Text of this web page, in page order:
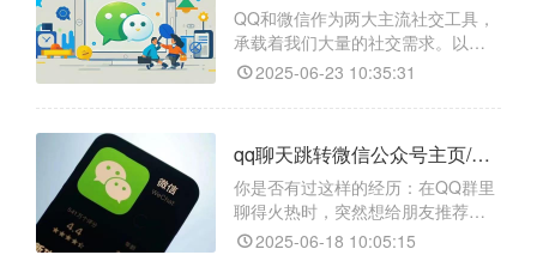
QQ和微信作为两大主流社交工具，
承载着我们大量的社交需求。以
往，想要从QQ聊天跳转到微信小程
维码、切换应用、扫码识别，操作
弃。但现在，有了【天天外链】这
个神器，一切都变得简单又高效
啦。
2025-06-23 10:35:31
qq聊天跳转微信公众号主页/公众号文章/公众号二维码如何操作？
你是否有过这样的经历：在QQ群里
聊得火热时，突然想给朋友推荐一
篇超有料的公众号文章，结果对方
2025-06-18 10:05:15